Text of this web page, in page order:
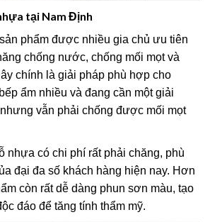
tại Nam Định
phẩm được nhiều gia chủ ưu tiên
chống nước, chống mối mọt và
chính là giải pháp phù hợp cho
ẩm nhiều và đang cần một giải
vẫn phải chống được mối mọt
nhựa có chi phí rất phải chăng, phù
đại đa số khách hàng hiện nay. Hơn
còn rất dễ dàng phun sơn màu, tạo
đáo để tăng tính thẩm mỹ.